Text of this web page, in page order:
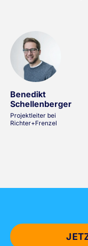
Benedikt
Schellenberger
Projektleiter bei
Richter+Frenzel